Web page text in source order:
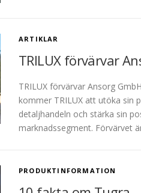
ARTIKLAR
TRILUX förvärvar
TRILUX förvärvar Ansorg
kommer TRILUX att utöka sin
detaljhandeln och stärka sin
marknadssegment. Förvärvet
PRODUKTINFORMATION